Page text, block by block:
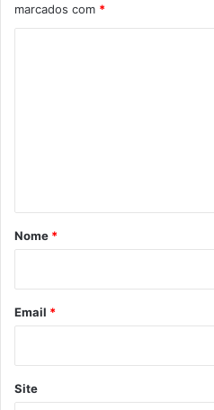
marcados com *
r
*
Nome *
Email *
Site